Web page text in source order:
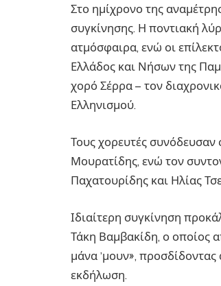
Στο ημίχρονο της
συγκίνησης. Η ποντιακή
ατμόσφαιρα, ενώ οι
Ελλάδος και Νήσων της
χορό Σέρρα – τον
Ελληνισμού.
Τους χορευτές
Μουρατίδης, ενώ τον
Παχατουρίδης και Ηλίας
Ιδιαίτερη συγκίνηση
Τάκη Βαμβακίδη, ο οποίος
μάνα ’μουν»,
εκδήλωση.